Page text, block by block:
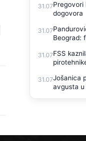
31.07Pregovori
dogovora
31.07
Beograd:
31.07FSS
31.07Jošanica
avgusta